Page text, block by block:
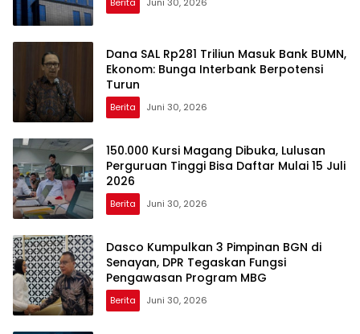
Dana SAL Rp281 Triliun Masuk Bank BUMN,
Ekonom: Bunga Interbank Berpotensi
Turun
Berita Juni 30, 2026
150.000 Kursi Magang Dibuka, Lulusan
Perguruan Tinggi Bisa Daftar Mulai 15 Juli
2026
Berita Juni 30, 2026
Dasco Kumpulkan 3 Pimpinan BGN di
Senayan, DPR Tegaskan Fungsi
Pengawasan Program MBG
Berita Juni 30, 2026